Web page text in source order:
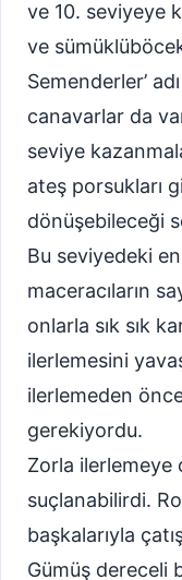
ve 10. seviyeye
ve
Semenderler’
canavarlar da
seviye
ateş porsukları
dönüşebileceği
Bu seviyedeki
maceracıların
onlarla sık sık
ilerlemesini
ilerlemeden
gerekiyordu.
Zorla ilerlemeye
suçlanabilirdi.
başkalarıyla
Gümüş dereceli